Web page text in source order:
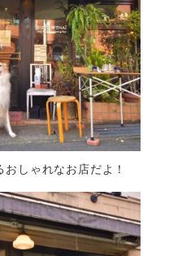
しゃれなお店だよ！